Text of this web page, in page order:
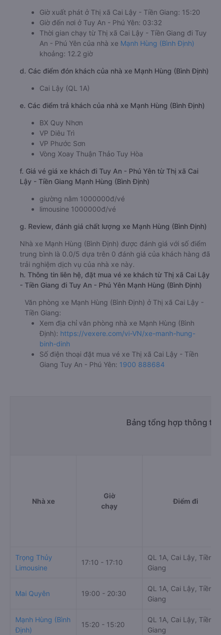
Giờ xuất phát ở Thị xã Cai Lậy - Tiền Giang: 15:20
Giờ đến nơi ở Tuy An - Phú Yên: 03:32
Thời gian chạy từ Thị xã Cai Lậy - Tiền Giang đi Tuy
An - Phú Yên của nhà xe Mạnh Hùng (Bình Định)
khoảng: 12.2 giờ
d. Các điểm đón khách của nhà xe Mạnh Hùng (Bình Định)
Cai Lậy (QL 1A)
e. Các điểm trả khách của nhà xe Mạnh Hùng (Bình Định)
BX Quy Nhơn
VP Diêu Trì
VP Phước Sơn
Vòng Xoay Thuận Thảo Tuy Hòa
f. Giá vé giá xe khách đi Tuy An - Phú Yên từ Thị xã Cai
Lậy - Tiền Giang Mạnh Hùng (Bình Định)
giường nằm 1000000đ/vé
limousine 1000000đ/vé
g. Review, đánh giá chất lượng xe Mạnh Hùng (Bình Định)
Nhà xe Mạnh Hùng (Bình Định) được đánh giá với số điểm
trung bình là 0.0/5 dựa trên 0 đánh giá của khách hàng đã
trải nghiệm dịch vụ của nhà xe này.
h. Thông tin liên hệ, đặt mua vé xe khách từ Thị xã Cai Lậy
- Tiền Giang đi Tuy An - Phú Yên Mạnh Hùng (Bình Định)
Văn phòng xe Mạnh Hùng (Bình Định) ở Thị xã Cai Lậy -
Tiền Giang:
Xem địa chỉ văn phòng nhà xe Mạnh Hùng (Bình
Định): https://vexere.com/vi-VN/xe-manh-hung-
binh-dinh
Số điện thoại đặt mua vé xe Thị xã Cai Lậy - Tiền
Giang Tuy An - Phú Yên: 1900 888684
Bảng tổng hợp thông tin
Nhà xe
Giờ
chạy
Điểm đi
Trọng Thủy
Limousine
17:10 - 17:10
QL 1A, Cai Lậy, Tiền
Giang
Mai Quyên 19:00 - 20:30
QL 1A, Cai Lậy, Tiền
Giang
Mạnh Hùng (Bình
Định)
15:20 - 15:20
QL 1A, Cai Lậy, Tiền
Giang